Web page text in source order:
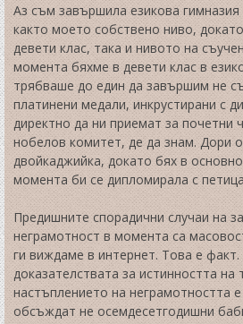
Аз съм завършила езикова
както моето собствено ниво,
девети клас, така и нивото на
момента бяхме в девети клас в
трябваше до един да завършим не
платинени медали, инкрустирани с
директно да ни приемат за почетни
нобелов комитет, де да знам. Дори
двойкаджийка, докато бях в
момента би се дипломирала с
Предишните спорадични случаи на
неграмотност в момента са
ги виждаме в интернет. Това е
доказателствата за истинността на
настъплението на неграмотността
обсъждат не осемдесетгодишни